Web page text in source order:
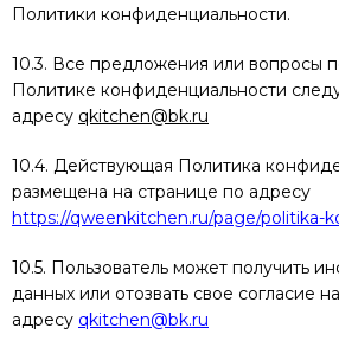
Политики конфиденциальности.
10.3. Все предложения или вопросы
Политике конфиденциальности
адресу qkitchen@bk.ru
10.4. Действующая Политика
размещена на странице по адресу
https://qweenkitchen.ru/page/politika-
10.5. Пользователь может получить
данных или отозвать свое согласие
адресу qkitchen@bk.ru